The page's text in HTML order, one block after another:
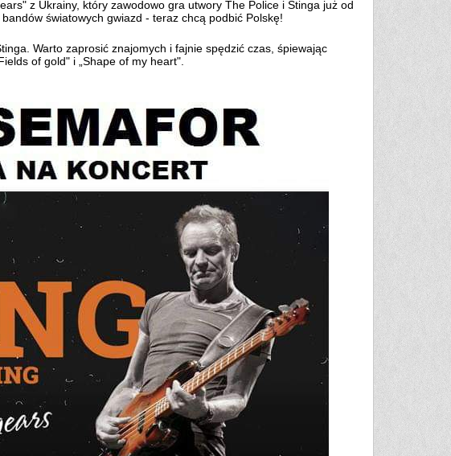
z Ukrainy, który zawodowo gra utwory The Police i Stinga już od
światowych gwiazd - teraz chcą podbić Polskę!
Warto zaprosić znajomych i fajnie spędzić czas, śpiewając
of gold" i „Shape of my heart".